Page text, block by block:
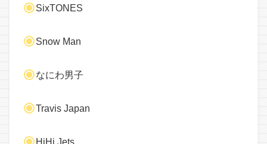
SixTONES
Snow Man
なにわ男子
Travis Japan